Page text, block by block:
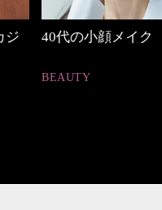
働く女性のバッグ
FASHION